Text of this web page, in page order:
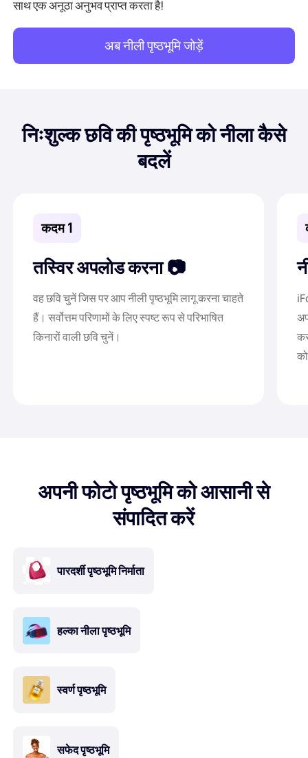
साथ एक अनूठा अनुभव प्राप्त करता है!
अब नीली पृष्ठभूमि जोड़ें
निःशुल्क छवि की पृष्ठभूमि को नीला कैसे
बदलें
कदम 1
तस्विर अपलोड करना
वह छवि चुनें जिस पर आप नीली पृष्ठभूमि लागू करना चाहते
हैं। सर्वोत्तम परिणामों के लिए स्पष्ट रूप से परिभाषित
किनारों वाली छवि चुनें।
अपनी फोटो पृष्ठभूमि को आसानी से
संपादित करें
पारदर्शी पृष्ठभूमि निर्माता
हल्का नीला पृष्ठभूमि
स्वर्ण पृष्ठभूमि
सफेद पृष्ठभूमि